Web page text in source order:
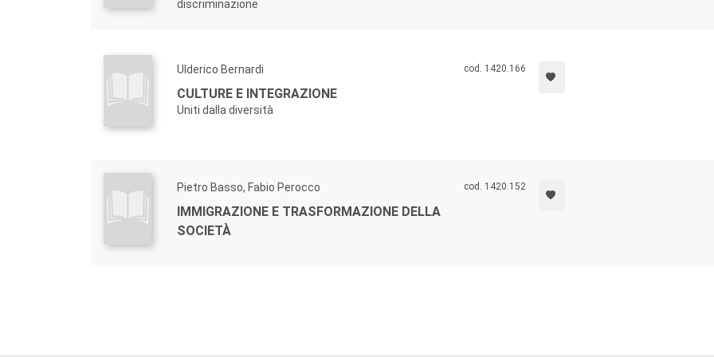
discriminazione
Ulderico Bernardi
CULTURE E INTEGRAZIONE
Uniti dalla diversità
cod. 1420.166
Pietro Basso, Fabio Perocco
IMMIGRAZIONE E TRASFORMAZIONE DELLA
SOCIETÀ
cod. 1420.152